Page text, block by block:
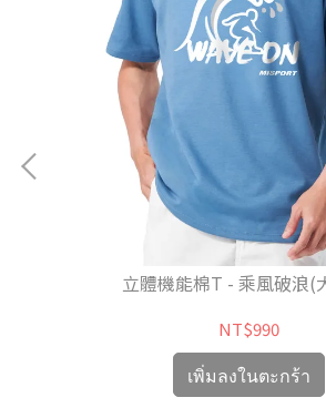
立體機能棉T - 乘風破浪(
NT$990
เพิ่มลงในตะกร้า